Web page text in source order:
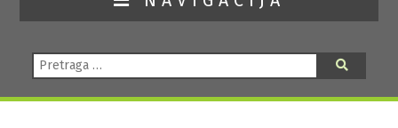
Pretraga: